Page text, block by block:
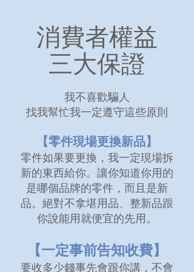
消費者權益
三大保證
我不喜歡騙人
​找我幫忙我一定遵守這些原則
【零件現場更換新品】
零件如果要更換，我一定現場拆
新的東西給你。讓你知道你用的
是哪個品牌的零件，而且是新
品。絕對不拿堪用品、整新品跟
你說能用就便宜的先用。
【一定事前告知收費】
要收多少錢事先會跟你講，不會